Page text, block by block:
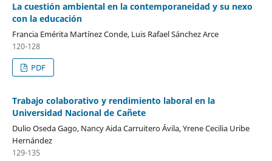
La cuestión ambiental en la contemporaneidad y su nexo
con la educación
Francia Emérita Martínez Conde, Luis Rafael Sánchez Arce
120-128
PDF
Trabajo colaborativo y rendimiento laboral en la
Universidad Nacional de Cañete
Dulio Oseda Gago, Nancy Aida Carruitero Ávila, Yrene Cecilia Uribe
Hernández
129-135